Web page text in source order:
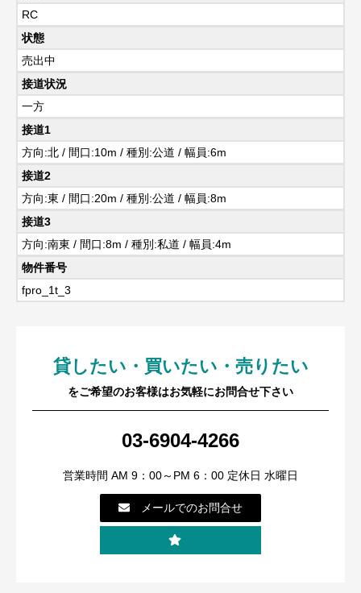
RC
状態
売出中
接道状況
一方
接道1
方向:北 / 間口:10m / 種別:公道 / 幅員:6m
接道2
方向:東 / 間口:20m / 種別:公道 / 幅員:8m
接道3
方向:南東 / 間口:8m / 種別:私道 / 幅員:4m
物件番号
fpro_1t_3
貸したい・買いたい・売りたい
をご希望のお客様はお気軽にお問合せ下さい
03-6904-4266
営業時間 AM 9：00～PM 6：00 定休日 水曜日
メールでのお問合せ